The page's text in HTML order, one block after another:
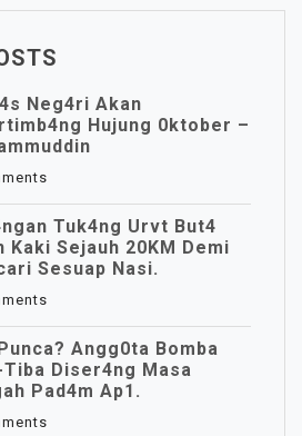
Neg4ri Akan
Hujung 0ktober –
Tuk4ng Urvt But4
Kaki Sejauh 20KM Demi
Sesuap Nasi.
Angg0ta Bomba
Diser4ng Masa
Pad4m Ap1.